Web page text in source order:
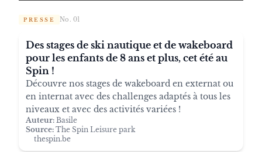
PRESSE No. 01
Des stages de ski nautique et de wakeboard
pour les enfants de 8 ans et plus, cet été au
Spin !
Découvre nos stages de wakeboard en externat ou
en internat avec des challenges adaptés à tous les
niveaux et avec des activités variées !
Auteur: Basile
Source: The Spin Leisure park
thespin.be